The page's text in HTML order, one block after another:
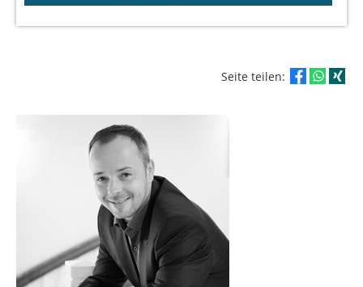
Seite teilen: